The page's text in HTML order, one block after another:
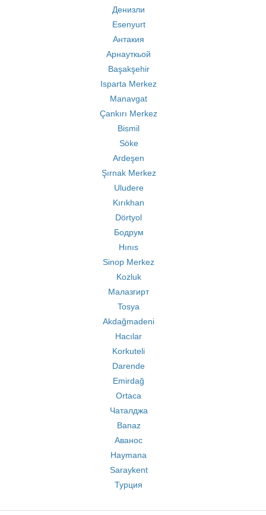
Денизли
Esenyurt
Антакия
Арнауткьой
Başakşehir
Isparta Merkez
Manavgat
Çankırı Merkez
Bismil
Söke
Ardeşen
Şırnak Merkez
Uludere
Kırıkhan
Dörtyol
Бодрум
Hınıs
Sinop Merkez
Kozluk
Малазгирт
Tosya
Akdağmadeni
Hacılar
Korkuteli
Darende
Emirdağ
Ortaca
Чаталджа
Banaz
Аванос
Haymana
Saraykent
Турция